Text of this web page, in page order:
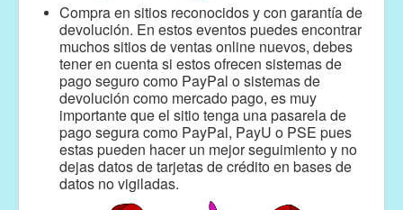
Compra en sitios reconocidos y con garantía de
devolución. En estos eventos puedes encontrar
muchos sitios de ventas online nuevos, debes
tener en cuenta si estos ofrecen sistemas de
pago seguro como PayPal o sistemas de
devolución como mercado pago, es muy
importante que el sitio tenga una pasarela de
pago segura como PayPal, PayU o PSE pues
estas pueden hacer un mejor seguimiento y no
dejas datos de tarjetas de crédito en bases de
datos no vigiladas.